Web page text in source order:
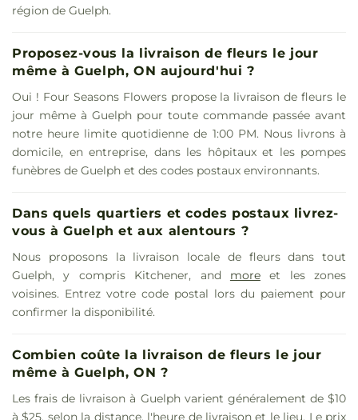
région de Guelph.
Proposez-vous la livraison de fleurs le jour
même à Guelph, ON aujourd'hui ?
Oui ! Four Seasons Flowers propose la livraison de fleurs le
jour même à Guelph pour toute commande passée avant
notre heure limite quotidienne de 1:00 PM. Nous livrons à
domicile, en entreprise, dans les hôpitaux et les pompes
funèbres de Guelph et des codes postaux environnants.
Dans quels quartiers et codes postaux livrez-
vous à Guelph et aux alentours ?
Nous proposons la livraison locale de fleurs dans tout
Guelph, y compris Kitchener, and moreet les zones
voisines. Entrez votre code postal lors du paiement pour
confirmer la disponibilité.
Combien coûte la livraison de fleurs le jour
même à Guelph, ON ?
Les frais de livraison à Guelph varient généralement de $10
à $25, selon la distance, l'heure de livraison et le lieu. Le prix